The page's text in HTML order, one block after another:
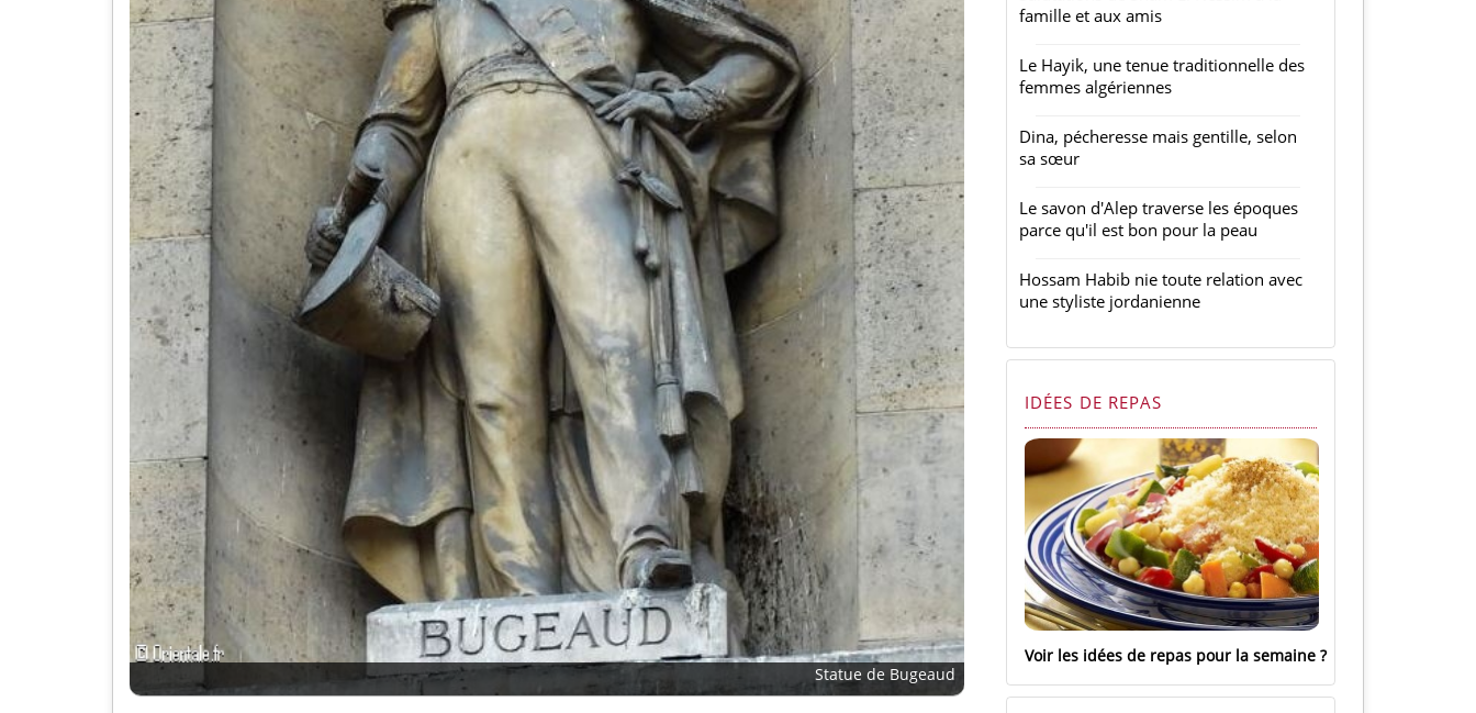
Statue de Bugeaud
famille et aux amis
Le Hayik, une tenue traditionnelle des
femmes algériennes
Dina, pécheresse mais gentille, selon
sa sœur
Le savon d'Alep traverse les époques
parce qu'il est bon pour la peau
Hossam Habib nie toute relation avec
une styliste jordanienne
IDÉES DE REPAS
Voir les idées de repas pour la semaine